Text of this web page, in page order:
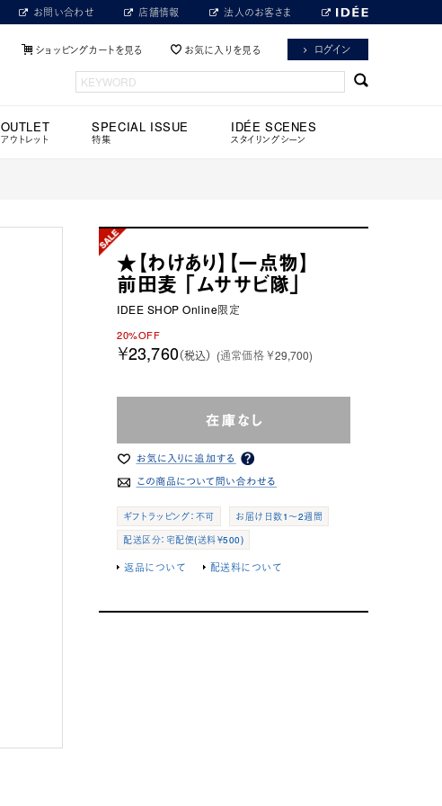
お問い合わせ 店舗情報 法人のお客さま
ショッピングカートを見る お気に入りを見る ログイン
OUTLET
アウトレット
SPECIAL ISSUE
特集
IDÉE SCENES
スタイリングシーン
★【わけあり】【一点物】
前田麦 「ムササビ隊」
IDEE SHOP Online限定
20%OFF
￥23,760（税込） (通常価格 ￥29,700)
ギフトラッピング：不可
お届け日数1～2週間
配送区分：宅配便(送料￥500)
返品について 配送料について